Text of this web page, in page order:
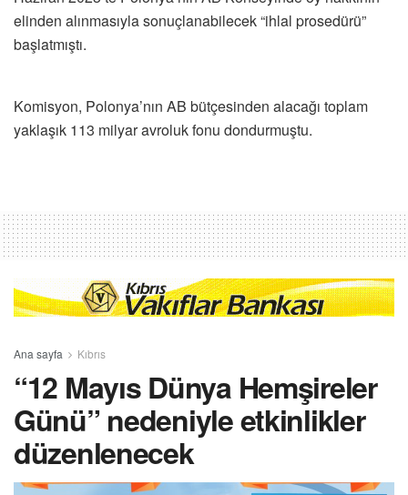
elinden alınmasıyla sonuçlanabilecek “ihlal prosedürü”
başlatmıştı.
Komisyon, Polonya’nın AB bütçesinden alacağı toplam
yaklaşık 113 milyar avroluk fonu dondurmuştu.
Ana sayfa Kıbrıs
“12 Mayıs Dünya Hemşireler
Günü” nedeniyle etkinlikler
düzenlenecek